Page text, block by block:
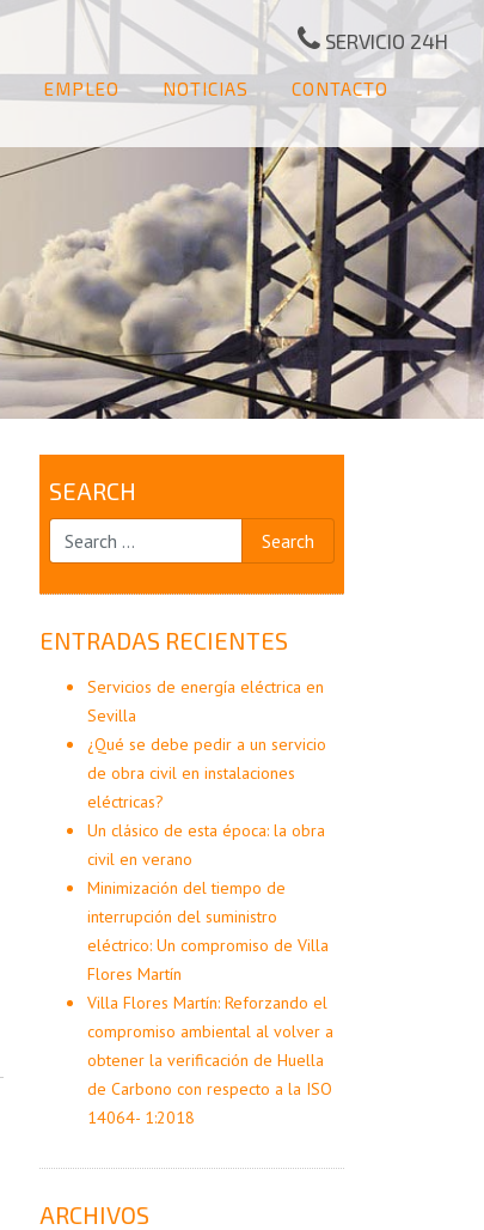
SERVICIO 24H
EMPLEO NOTICIAS CONTACTO
SEARCH
ENTRADAS RECIENTES
Servicios de energía eléctrica en
Sevilla
¿Qué se debe pedir a un servicio
de obra civil en instalaciones
eléctricas?
Un clásico de esta época: la obra
civil en verano
Minimización del tiempo de
interrupción del suministro
eléctrico: Un compromiso de Villa
Flores Martín
Villa Flores Martín: Reforzando el
compromiso ambiental al volver a
obtener la verificación de Huella
de Carbono con respecto a la ISO
14064- 1:2018
ARCHIVOS